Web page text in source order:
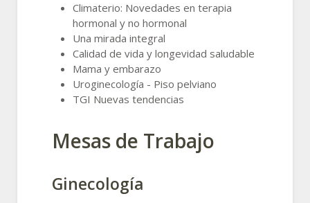
Climaterio: Novedades en terapia
hormonal y no hormonal
Una mirada integral
Calidad de vida y longevidad saludable
Mama y embarazo
Uroginecología - Piso pelviano
TGI Nuevas tendencias
Mesas de Trabajo
Ginecología